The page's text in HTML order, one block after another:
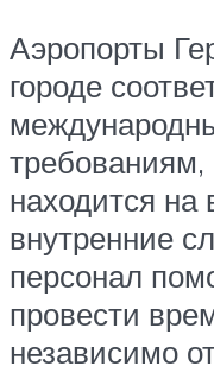
Аэропорты
городе
требованиям,
находится на
внутренние
персонал
провести
независимо